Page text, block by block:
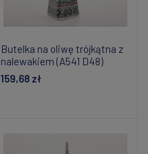
Butelka na oliwę trójkątna z
nalewakiem (A541 D48)
159,68 zł